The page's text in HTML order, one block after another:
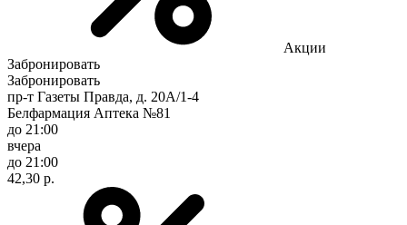
Акции
Забронировать
Забронировать
пр-т Газеты Правда, д. 20A/1-4
Белфармация Аптека №81
до 21:00
вчера
до 21:00
42,30 р.